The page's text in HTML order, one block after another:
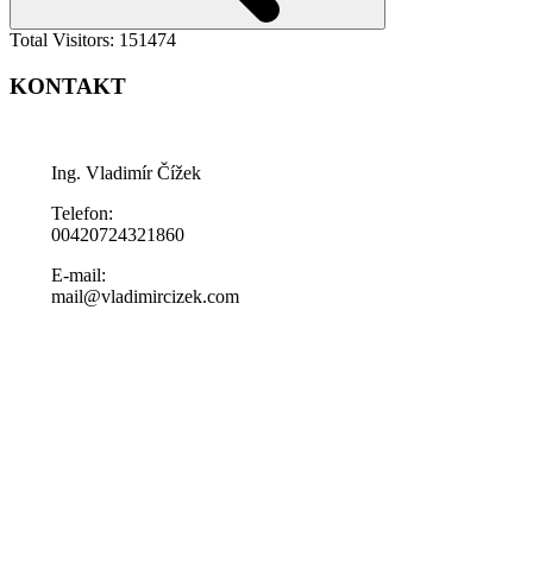
Total Visitors: 151474
KONTAKT
Ing. Vladimír Čížek
Telefon:
00420724321860
E-mail:
mail@vladimircizek.com